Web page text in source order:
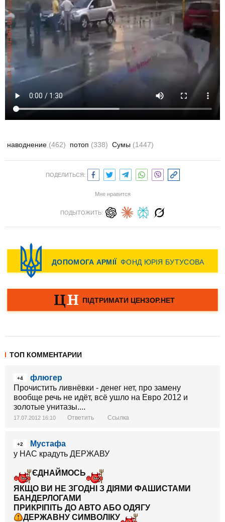
наводнение (462) потоп (338) Сумы (1447)
ПОДЕЛИТЬСЯ:
Мне нравится
ПОДЫТОЖИТЬ:
ТОП КОММЕНТАРИИ
+4
флюгер
Прочистить ливнёвки - денег нет, про замену
вообще речь не идёт, всё ушло на Евро 2012 и
золотые унитазы....
17.07.2012 16:10 Ответить Ссылка
+2
Мустафа
у НАС крадуть ДЕРЖАВУ
ЄДНАЙМОСЬ
ЯКЩО ВИ НЕ ЗГОДНІ З ДІЯМИ ФАШИСТАМИ
БАНДЕРЛОГАМИ
ПРИКРІПІТЬ ДО АВТО АБО ОДЯГУ
ДЕРЖАВНУ СИМВОЛІКУ